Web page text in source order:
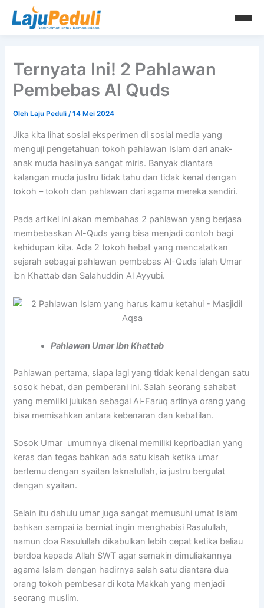
Ternyata Ini! 2 Pahlawan
Pembebas Al Quds
Oleh Laju Peduli/14 Mei 2024
Jika kita lihat sosial eksperimen di sosial media yang
menguji pengetahuan tokoh pahlawan Islam dari anak-
anak muda hasilnya sangat miris. Banyak diantara
kalangan muda justru tidak tahu dan tidak kenal dengan
tokoh – tokoh dan pahlawan dari agama mereka sendiri.
Pada artikel ini akan membahas 2 pahlawan yang berjasa
membebaskan Al-Quds yang bisa menjadi contoh bagi
kehidupan kita. Ada 2 tokoh hebat yang mencatatkan
sejarah sebagai pahlawan pembebas Al-Quds ialah Umar
ibn Khattab dan Salahuddin Al Ayyubi.
Pahlawan Umar Ibn Khattab
Pahlawan pertama, siapa lagi yang tidak kenal dengan satu
sosok hebat, dan pemberani ini. Salah seorang sahabat
yang memiliki julukan sebagai Al-Faruq artinya orang yang
bisa memisahkan antara kebenaran dan kebatilan.
Sosok Umar umumnya dikenal memiliki kepribadian yang
keras dan tegas bahkan ada satu kisah ketika umar
bertemu dengan syaitan laknatullah, ia justru bergulat
dengan syaitan.
Selain itu dahulu umar juga sangat memusuhi umat Islam
bahkan sampai ia berniat ingin menghabisi Rasulullah,
namun doa Rasulullah dikabulkan lebih cepat ketika beliau
berdoa kepada Allah SWT agar semakin dimuliakannya
agama Islam dengan hadirnya salah satu diantara dua
orang tokoh pembesar di kota Makkah yang menjadi
seorang muslim.